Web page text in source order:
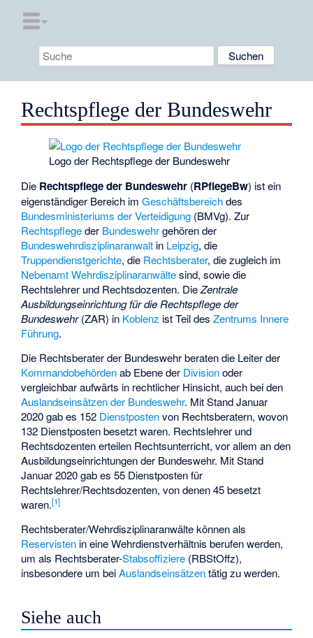
Rechtspflege der Bundeswehr
Logo der Rechtspflege der Bundeswehr
Die Rechtspflege der Bundeswehr (RPflegeBw) ist ein
eigenständiger Bereich imGeschäftsbereichdes
Bundesministeriums der Verteidigung (BMVg). Zur
Rechtspflegeder Bundeswehrgehören der
Bundeswehrdisziplinaranwalt in Leipzig, die
Truppendienstgerichte, die Rechtsberater, die zugleich im
Nebenamt Wehrdisziplinaranwältesind, sowie die
Rechtslehrer und Rechtsdozenten. DieZentrale
Ausbildungseinrichtung für die Rechtspflege der
Bundeswehr(ZAR) in Koblenz ist Teil desZentrums Innere
Führung.
Die Rechtsberater der Bundeswehr beraten die Leiter der
Kommandobehördenab Ebene der Divisionoder
vergleichbar aufwärts in rechtlicher Hinsicht, auch bei den
Auslandseinsätzen der Bundeswehr. Mit Stand Januar
2020 gab es 152 Dienstpostenvon Rechtsberatern, wovon
132 Dienstposten besetzt waren. Rechtslehrer und
Rechtsdozenten erteilen Rechtsunterricht, vor allem an den
Ausbildungseinrichtungen der Bundeswehr. Mit Stand
Januar 2020 gab es 55 Dienstposten für
Rechtslehrer/Rechtsdozenten, von denen 45 besetzt
waren.[1]
Rechtsberater/Wehrdisziplinaranwälte können als
Reservisten in eineWehrdienstverhältnis berufen werden,
um als Rechtsberater-Stabsoffiziere (RBStOffz),
insbesondere um beiAuslandseinsätzentätig zu werden.
Siehe auch